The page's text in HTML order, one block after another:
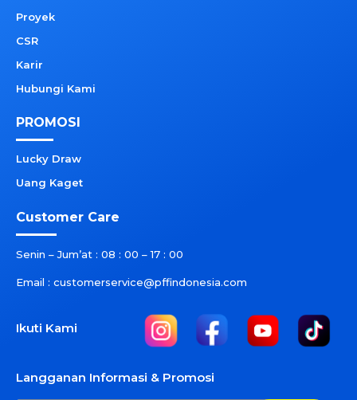
Proyek
CSR
Karir
Hubungi Kami
PROMOSI
Lucky Draw
Uang Kaget
Customer Care
Senin – Jum’at : 08 : 00 – 17 : 00
Email : customerservice@pffindonesia.com
Ikuti Kami
Langganan Informasi & Promosi